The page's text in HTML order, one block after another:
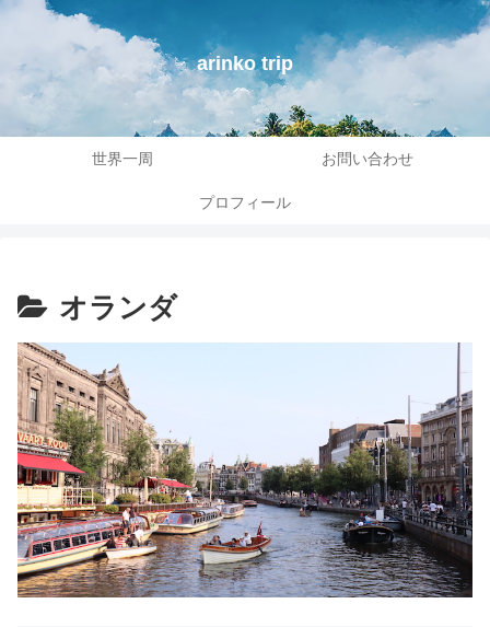
arinko trip
世界一周 お問い合わせ
プロフィール
オランダ